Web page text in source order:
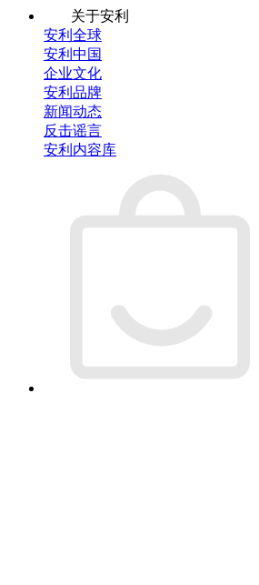
关于安利
安利全球
安利中国
企业文化
安利品牌
新闻动态
反击谣言
安利内容库